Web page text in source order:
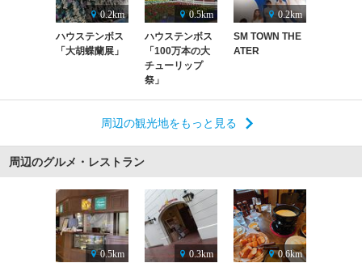
0.2km
ハウステンボス
「大胡蝶蘭展」
0.5km
ハウステンボス
「100万本の大
チューリップ
祭」
0.2km
SM TOWN THE
ATER
周辺の観光地をもっと見る
周辺のグルメ・レストラン
0.5km 0.3km 0.6km